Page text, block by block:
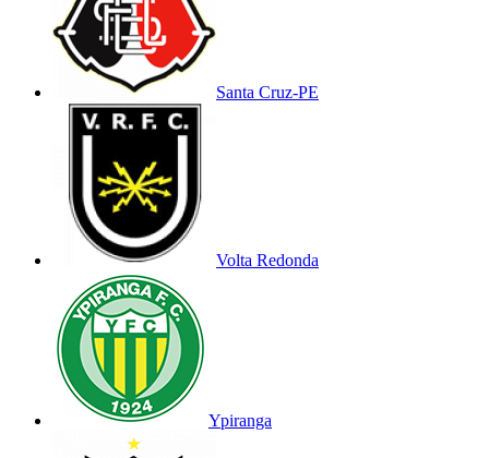
Santa Cruz-PE
Volta Redonda
Ypiranga